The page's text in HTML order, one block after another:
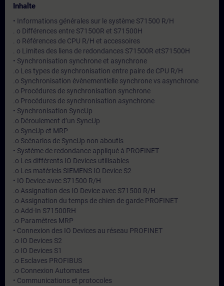
Inhalte
• Informations générales sur le système S71500 R/H
. o Différences entre S71500R et S71500H
. o Références de CPU R/H et accessoires
. o Limites des liens de redondances S71500R etS71500H
• Synchronisation synchrone et asynchrone
.o Les types de synchronisation entre paire de CPU R/H
.o Synchronisation évènementielle synchrone vs asynchrone
.o Procédures de synchronisation synchrone
.o Procédures de synchronisation asynchrone
• Synchronisation SyncUp
.o Déroulement d’un SyncUp
.o SyncUp et MRP
.o Scénarios de SyncUp non aboutis
• Système de redondance appliqué à PROFINET
.o Les différents IO Devices utilisables
.o Les matériels SIEMENS IO Device S2
• IO Device avec S71500 R/H
.o Assignation des IO Device avec S71500 R/H
.o Assignation du temps de chien de garde PROFINET
.o Add-In S71500RH
.o Paramètres MRP
• Connexion des IO Devices au réseau PROFINET
.o IO Devices S2
.o IO Devices S1
.o Esclaves PROFIBUS
.o Connexion Automates
• Communications et protocoles